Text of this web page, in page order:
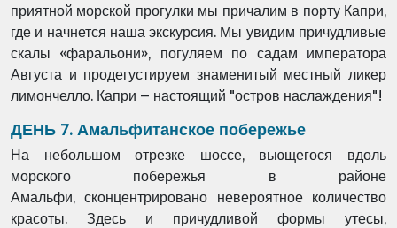
приятной морской прогулки мы причалим в порту Капри,
где и начнется наша экскурсия. Мы увидим причудливые
скалы «фаральони», погуляем по садам императора
Августа и продегустируем знаменитый местный ликер
лимончелло. Капри – настоящий "остров наслаждения"!
ДЕНЬ 7. Амальфитанское побережье
На небольшом отрезке шоссе, вьющегося вдоль
морского побережья в районе
Амальфи,сконцентрировано невероятное количество
красоты. Здесь и причудливой формы утесы,